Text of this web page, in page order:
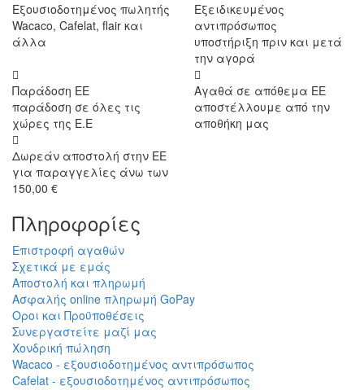
Εξουσιοδοτημένος πωλητής
Wacaco, Cafelat, flair και
άλλα
Εξειδικευμένος
αντιπρόσωπος
υποστήριξη πριν και μετά
την αγορά
Παράδοση ΕΕ
παράδοση σε όλες τις
χώρες της Ε.Ε
Αγαθά σε απόθεμα ΕΕ
αποστέλλουμε από την
αποθήκη μας
Δωρεάν αποστολή στην ΕΕ
για παραγγελίες άνω των
150,00 €
Πληροφορίες
Επιστροφή αγαθών
Σχετικά με εμάς
Αποστολή και πληρωμή
Ασφαλής online πληρωμή GoPay
Οροι και Προϋποθέσεις
Συνεργαστείτε μαζί μας
Χονδρική πώληση
Wacaco - εξουσιοδοτημένος αντιπρόσωπος
Cafelat - εξουσιοδοτημένος αντιπρόσωπος